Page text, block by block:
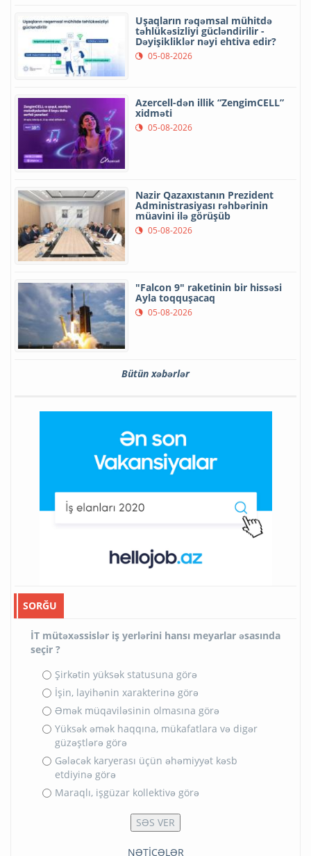
Uşaqların rəqəmsal mühitdə
təhlükəsizliyi gücləndirilir -
Dəyişikliklər nəyi ehtiva edir?
05-08-2026
Azercell-dən illik “ZengimCELL”
xidməti
05-08-2026
Nazir Qazaxıstanın Prezident
Administrasiyası rəhbərinin
müavini ilə görüşüb
05-08-2026
"Falcon 9" raketinin bir hissəsi
Ayla toqquşacaq
05-08-2026
Bütün xəbərlər
SORĞU
İT mütəxəssislər iş yerlərini hansı meyarlar əsasında
seçir ?
Şirkətin yüksək statusuna görə
İşin, layihənin xarakterinə görə
Əmək müqaviləsinin olmasına görə
Yüksək əmək haqqına, mükafatlara və digər
güzəştlərə görə
Gələcək karyerası üçün əhəmiyyət kəsb
etdiyinə görə
Maraqlı, işgüzar kollektivə görə
NƏTİCƏLƏR